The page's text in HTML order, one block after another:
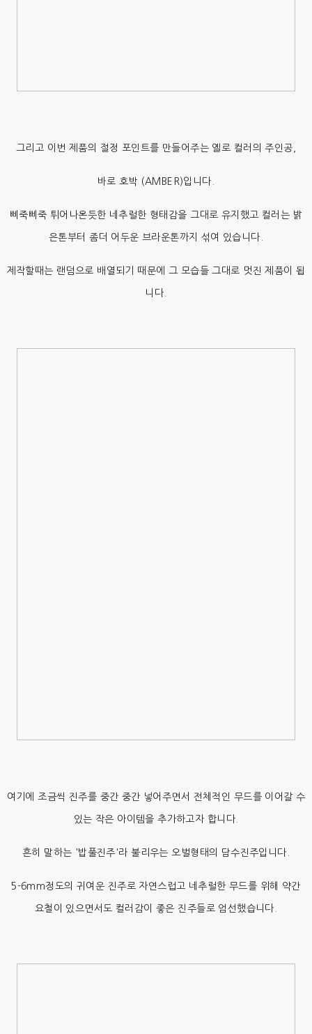
그리고 이번 제품의 절정 포인트를 만들어주는 옐로 컬러의 주인공,
바로 호박 (AMBER)입니다.
삐죽삐죽 튀어나온듯한 네추럴한 형태감을 그대로 유지했고 컬러는 밝
은톤부터 좀더 어두운 브라운톤까지 섞여 있습니다.
제작할때는 랜덤으로 배열되기 때문에 그 모습들 그대로 멋진 제품이 됩
니다.
여기에 조금씩 진주를 중간 중간 넣어주면서 전체적인 무드를 이어갈 수
있는 작은 아이템을 추가하고자 합니다.
흔히 말하는 '밥풀진주'라 불리우는 오벌형태의 담수진주입니다.
5-6mm정도의 귀여운 진주로 자연스럽고 네추럴한 무드를 위해 약간
요철이 있으면서도 컬러감이 좋은 진주들로 엄선했습니다.